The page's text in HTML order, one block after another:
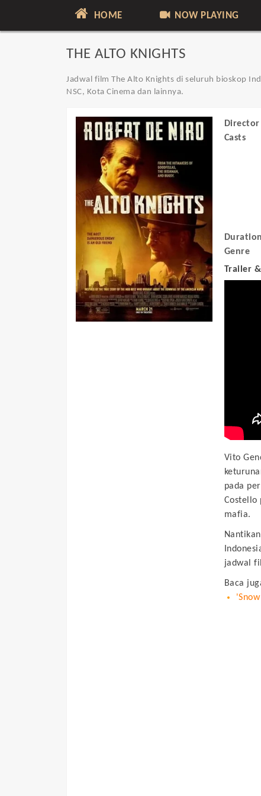
HOME NOW PLAYING
THE ALTO KNIGHTS
Jadwal film The Alto Knights di seluruh bioskop
NSC, Kota Cinema dan lainnya.
Director
Casts
Duration
Genre
Trailer
Vito
pada
Costello
mafia.
jadwal
Baca